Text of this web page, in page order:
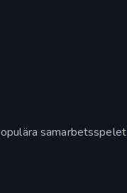
samarbetsspelet